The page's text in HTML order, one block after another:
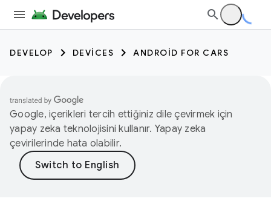
DEVELOP DEVICES ANDROID FOR CARS
Google, içerikleri tercih ettiğiniz dile çevirmek için
yapay zeka teknolojisini kullanır. Yapay zeka
çevirilerinde hata olabilir.